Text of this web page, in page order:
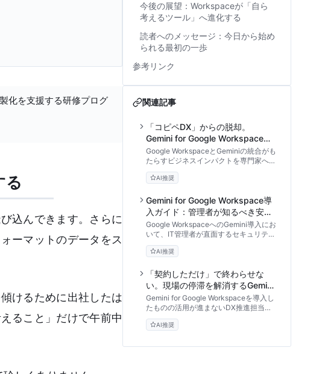
化を支援する研修プログ
る
込んできます。さらに
ーマットのデータをス
けるために出社したは
ること」だけで午前中
今後の展望：Workspaceが「自ら
考えるツール」へ進化する
読者へのメッセージ：今日から始め
られる最初の一歩
参考リンク
関連記事
「コピペDX」からの脱却。
Gemini for Google Workspaceが
導く情報統合の未来
Google WorkspaceとGeminiの統合がも
たらすビジネスインパクトを専門家への
インタビューを通じて解説。外部AIの限
界を突破し、社内ドキュメントとシーム
ュリティの優位性に迫ります。
AI推奨
Gemini for Google Workspace導
入ガイド：管理者が知るべき安全
な構築手順
Google WorkspaceへのGemini導入にお
いて、IT管理者が直面するセキュリティ
リスクと権限設計の課題を解決します。
既存ポリシーとの競合回避や、安全な段
解説します。
AI推奨
「契約しただけ」で終わらせな
い。現場の停滞を解消するGemini
ワークフロー構築術
Gemini for Google Workspaceを導入し
たものの活用が進まないDX推進担当者
へ。既存の業務プロセスを再設計し、
Googleドキュメントやスプレッドシー
ロー」を構築する実践的アプローチを専
AI推奨